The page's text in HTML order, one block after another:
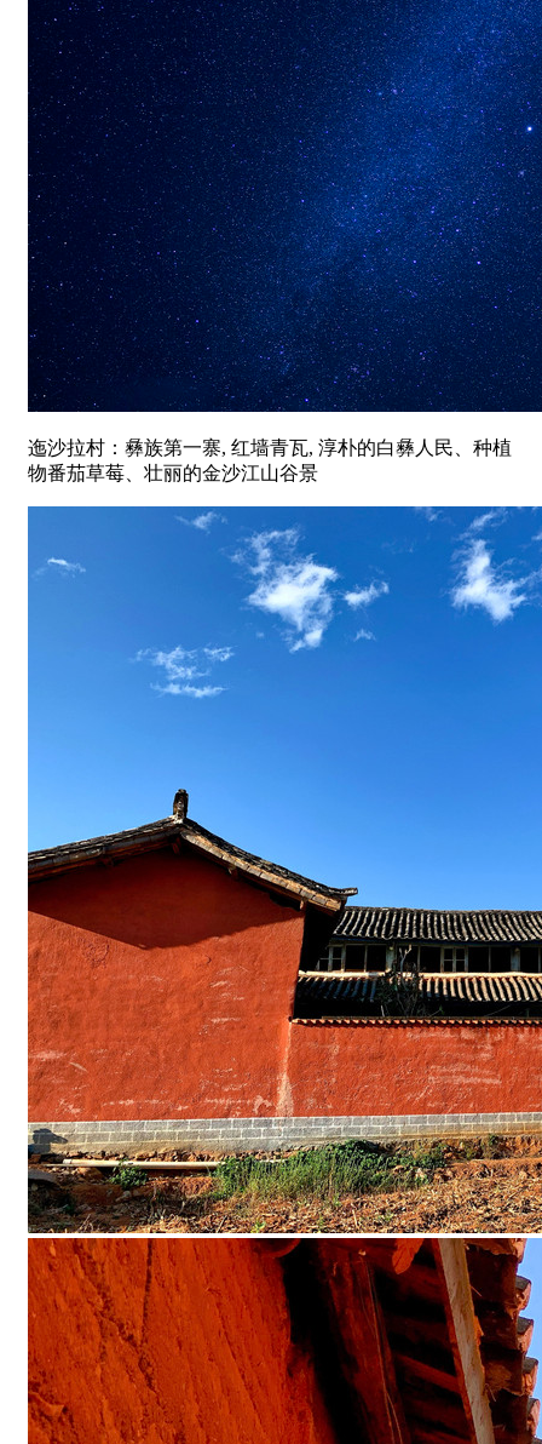
迤沙拉村：彝族第一寨, 红墙青瓦, 淳朴的白彝人民、种植
物番茄草莓、壮丽的金沙江山谷景